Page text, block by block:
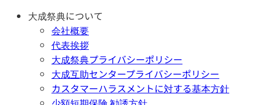
大成祭典について
会社概要
代表挨拶
大成祭典プライバシーポリシー
大成互助センタープライバシーポリシー
カスタマーハラスメントに対する基本方針